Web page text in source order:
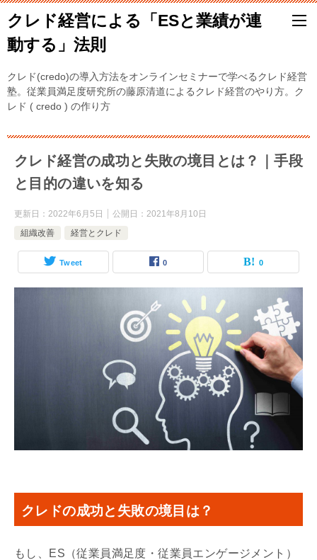
クレド経営による「ESと業績が連
動する」法則
クレド(credo)の導入方法をオンラインセミナーで学べるクレド経営
塾。従業員満足度研究所の藤原清道によるクレド経営のやり方。ク
レド ( credo ) の作り方
クレド経営の成功と失敗の境目とは？｜手段
と目的の違いを知る
更新日： 2022年6月5日 公開日： 2021年8月10日
組織改善
経営とクレド
Tweet 0 0
クレドの成功と失敗の境目は？
もし、ES（従業員満足度・従業員エンゲージメント）